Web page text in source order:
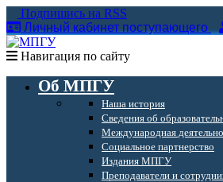
Подпишись на RSS
Личный кабинет поступающего
Навигация по сайту
Об МПГУ
Наша история
Сведения об
Международная
Социальное партнерство
Издания МПГУ
Преподаватели и